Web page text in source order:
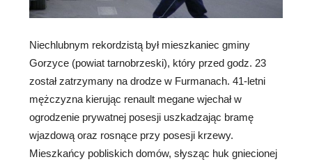
Niechlubnym rekordzistą był mieszkaniec gminy
Gorzyce (powiat tarnobrzeski), który przed godz. 23
został zatrzymany na drodze w Furmanach. 41-letni
mężczyzna kierując renault megane wjechał w
ogrodzenie prywatnej posesji uszkadzając bramę
wjazdową oraz rosnące przy posesji krzewy.
Mieszkańcy pobliskich domów, słysząc huk gniecionej